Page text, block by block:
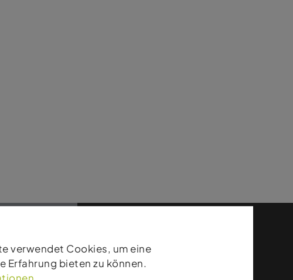
verwendet Cookies, um eine
Erfahrung bieten zu können.